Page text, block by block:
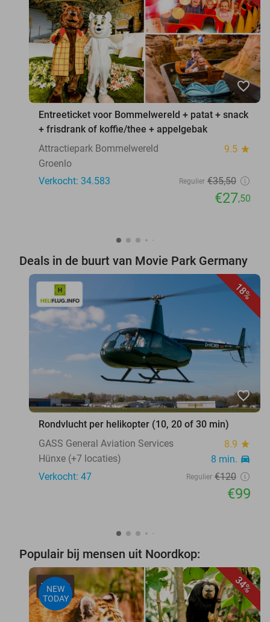
favorite_border
Entreeticket voor Bommelwereld + patat + snack
+ frisdrank of koffie/thee + appelgebak
Attractiepark Bommelwereld
9.5 star
Groenlo
Verkocht: 34.583
Regulier €35,50
€27,50
Deals in de buurt van Movie Park Germany
18%
favorite_border
Rondvlucht per helikopter (10, 20 of 30 min)
GASS General Aviation Services
8.9 star
Hünxe (+7 locaties) 8 min. directions_car
Verkocht: 47 Regulier €120
€99
Populair bij mensen uit Noordkop:
34%
NEW
TODAY